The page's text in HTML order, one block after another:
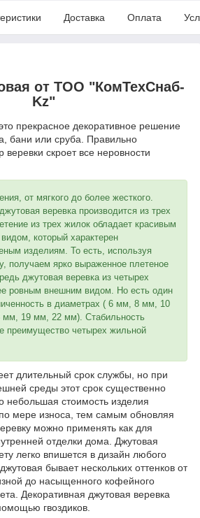
Доставка Оплата
от ТОО "КомТехСнаб-
Kz"
прекрасное декоративное решение
бани или сруба. Правильно
скроет все неровности
от мягкого до более жесткого.
веревка производится из трех
из трех жилок обладает красивым
который характерен
изделиям. То есть, используя
получаем ярко выраженное плетеное
джутовая веревка из четырех
ровным внешним видом. Но есть один
в диаметрах ( 6 мм, 8 мм, 10
19 мм, 22 мм). Стабильность
преимущество четырех жильной
длительный срок службы, но при
среды этот срок существенно
небольшая стоимость изделия
мере износа, тем самым обновляя
можно применять как для
отделки дома. Джутовая
легко впишется в дизайн любого
бывает нескольких оттенков от
до насыщенного кофейного
Декоративная джутовая веревка
гвоздиков.